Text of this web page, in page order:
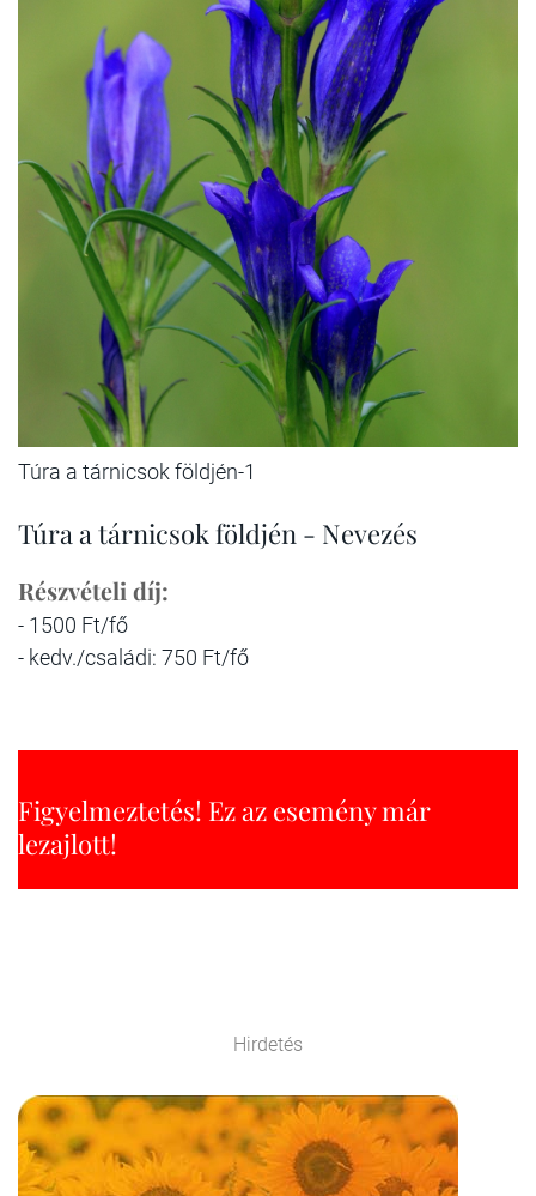
Túra a tárnicsok földjén-1
Túra a tárnicsok földjén - Nevezés
Részvételi díj:
- 1500 Ft/fő
- kedv./családi: 750 Ft/fő
Figyelmeztetés! Ez az esemény már
lezajlott!
Hirdetés